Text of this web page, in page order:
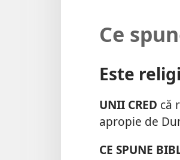
Ce
Este
UNII CRED că
apropie de
CE SPUNE